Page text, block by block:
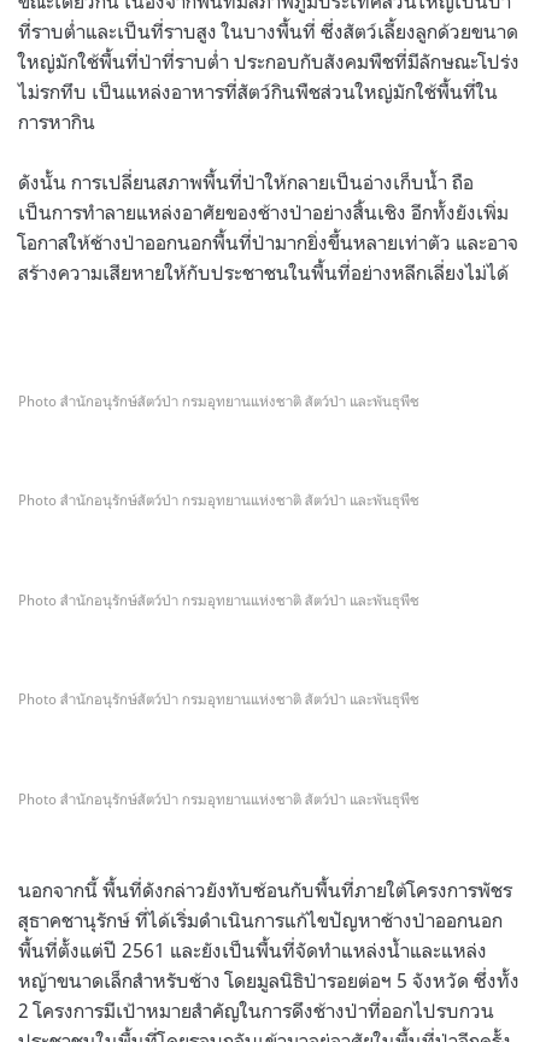
ที่ราบต่ำและเป็นที่ราบสูง ในบางพื้นที่ ซึ่งสัตว์เลี้ยงลูกด้วยขนาด
ใหญ่มักใช้พื้นที่ป่าที่ราบต่ำ ประกอบกับสังคมพืชที่มีลักษณะโปร่ง
ไม่รกทึบ เป็นแหล่งอาหารที่สัตว์กินพืชส่วนใหญ่มักใช้พื้นที่ใน
การหากิน
ดังนั้น การเปลี่ยนสภาพพื้นที่ป่าให้กลายเป็นอ่างเก็บน้ำ ถือ
เป็นการทำลายแหล่งอาศัยของช้างป่าอย่างสิ้นเชิง อีกทั้งยังเพิ่ม
โอกาสให้ช้างป่าออกนอกพื้นที่ป่ามากยิ่งขึ้นหลายเท่าตัว และอาจ
สร้างความเสียหายให้กับประชาชนในพื้นที่อย่างหลีกเลี่ยงไม่ได้
Photo สำนักอนุรักษ์สัตว์ป่า กรมอุทยานแห่งชาติ สัตว์ป่า และพันธุพืช
Photo สำนักอนุรักษ์สัตว์ป่า กรมอุทยานแห่งชาติ สัตว์ป่า และพันธุพืช
Photo สำนักอนุรักษ์สัตว์ป่า กรมอุทยานแห่งชาติ สัตว์ป่า และพันธุพืช
Photo สำนักอนุรักษ์สัตว์ป่า กรมอุทยานแห่งชาติ สัตว์ป่า และพันธุพืช
Photo สำนักอนุรักษ์สัตว์ป่า กรมอุทยานแห่งชาติ สัตว์ป่า และพันธุพืช
นอกจากนี้ พื้นที่ดังกล่าวยังทับซ้อนกับพื้นที่ภายใต้โครงการพัชร
สุธาคชานุรักษ์ ที่ได้เริ่มดำเนินการแก้ไขปัญหาช้างป่าออกนอก
พื้นที่ตั้งแต่ปี 2561 และยังเป็นพื้นที่จัดทำแหล่งน้ำและแหล่ง
หญ้าขนาดเล็กสำหรับช้าง โดยมูลนิธิป่ารอยต่อฯ 5 จังหวัด ซึ่งทั้ง
2โครงการมีเป้าหมายสำคัญในการดึงช้างป่าที่ออกไปรบกวน